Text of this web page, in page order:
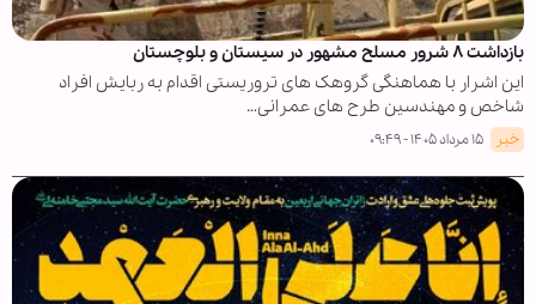
بازداشت ۸ شرور مسلح مشهور در سیستان و بلوچستان
این اشرار با هماهنگی گروهک های تروریستی اقدام به ربایش افراد
شاخص و مهندسین طرح های عمرانی…
خبر ۱۵ مرداد ۱۴۰۵ - ۰۹:۴۹